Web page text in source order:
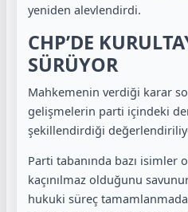
yeniden alevlendirdi.
CHP’DE
SÜRÜYOR
Mahkemenin verdiği karar
gelişmelerin parti içindeki
şekillendirdiği
Parti tabanında bazı isimler
kaçınılmaz olduğunu
hukuki süreç